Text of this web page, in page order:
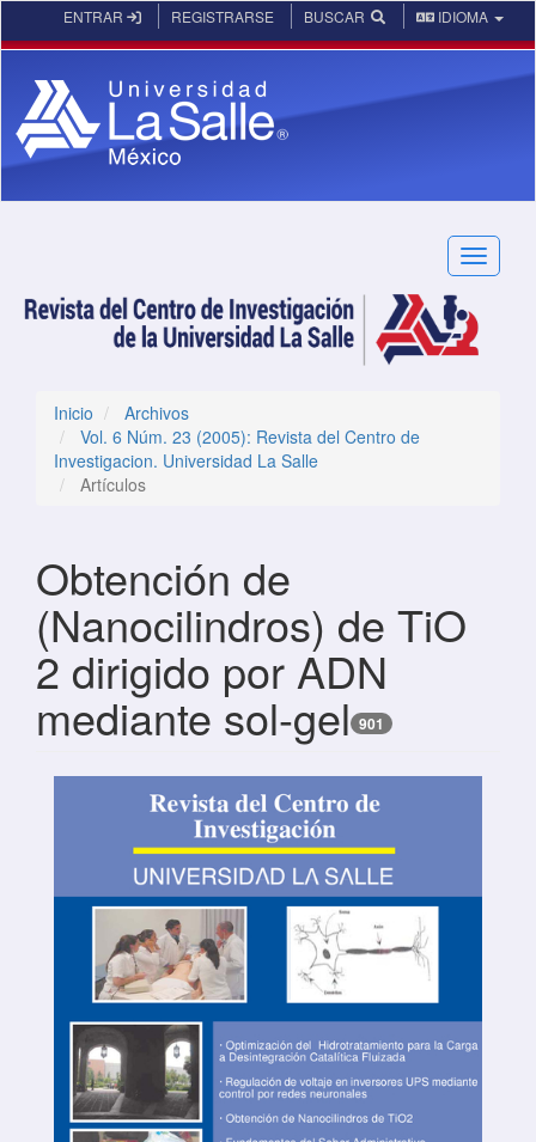
Navegación principal
Contenido principal
ENTRAR REGISTRARSE BUSCAR IDIOMA
Toggle
Inicio
Archivos
Vol. 6 Núm. 23 (2005): Revista del Centro de
Investigacion. Universidad La Salle
Artículos
Obtención de
(Nanocilindros) de TiO
2 dirigido por ADN
mediante sol-gel 901
Barra lateral del artículo